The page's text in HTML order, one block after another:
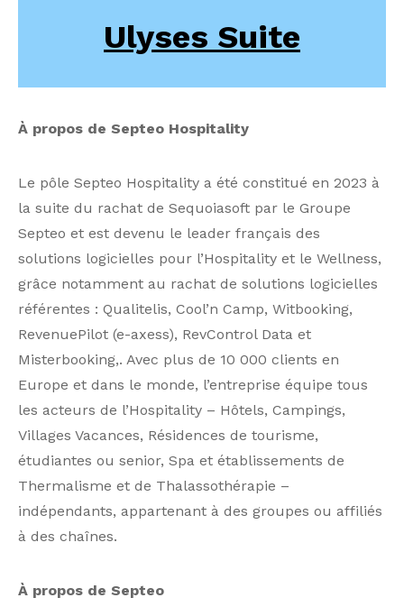
Ulyses Suite
À propos de Septeo Hospitality
Le pôle Septeo Hospitality a été constitué en 2023 à
la suite du rachat de Sequoiasoft par le Groupe
Septeo et est devenu le leader français des
solutions logicielles pour l’Hospitality et le Wellness,
grâce notamment au rachat de solutions logicielles
référentes : Qualitelis, Cool’n Camp, Witbooking,
RevenuePilot (e-axess), RevControl Data et
Misterbooking,. Avec plus de 10 000 clients en
Europe et dans le monde, l’entreprise équipe tous
les acteurs de l’Hospitality – Hôtels, Campings,
Villages Vacances, Résidences de tourisme,
étudiantes ou senior, Spa et établissements de
Thermalisme et de Thalassothérapie –
indépendants, appartenant à des groupes ou affiliés
à des chaînes.
À propos de Septeo